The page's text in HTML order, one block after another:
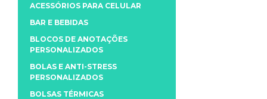
ACESSÓRIOS PARA CELULAR
BAR E BEBIDAS
BLOCOS DE ANOTAÇÕES
PERSONALIZADOS
BOLAS E ANTI-STRESS
PERSONALIZADOS
BOLSAS TÉRMICAS